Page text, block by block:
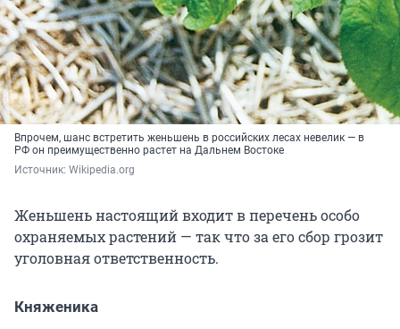
Впрочем, шанс встретить женьшень в российских лесах невелик — в
РФ он преимущественно растет на Дальнем Востоке
Источник: Wikipedia.org
Женьшень настоящий входит в перечень особо
охраняемых растений — так что за его сбор грозит
уголовная ответственность.
Княженика